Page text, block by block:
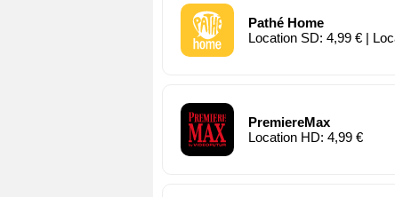
Pathé Home
Location SD: 4,99 € |
PremiereMax
Location HD: 4,99 €